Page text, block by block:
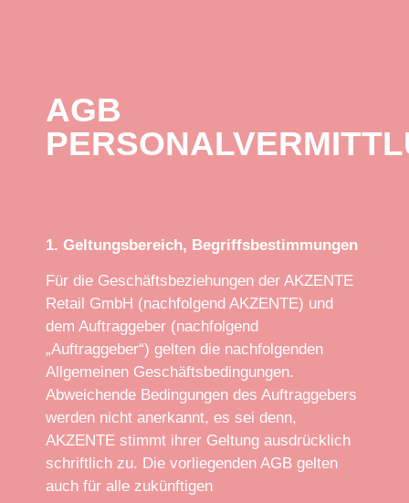
AGB
1. Geltungsbereich, Begriffsbestimmungen
Für die Geschäftsbeziehungen der AKZENTE
Retail GmbH (nachfolgend AKZENTE) und
dem Auftraggeber (nachfolgend
„Auftraggeber“) gelten die nachfolgenden
Allgemeinen Geschäftsbedingungen.
Abweichende Bedingungen des Auftraggebers
werden nicht anerkannt, es sei denn,
AKZENTE stimmt ihrer Geltung ausdrücklich
schriftlich zu. Die vorliegenden AGB gelten
auch für alle zukünftigen